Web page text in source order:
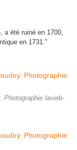
a été ruiné en 1700,
en 1731."
Photographie lavieb-